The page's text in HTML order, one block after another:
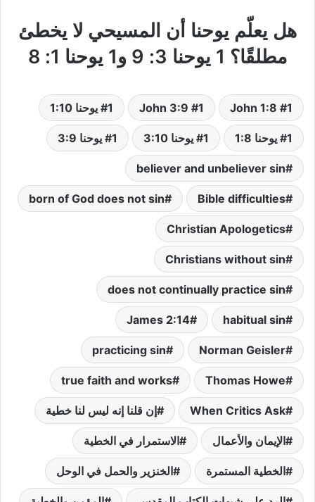
هل يعلّم يوحنا أن المسيحي لا يخطئ
مطلقًا؟ 1 يوحنا 3: 9 و1 يوحنا 1: 8
1 John 1:8
1 John 3:9 1 يوحنا 1:10
1 يوحنا 1:8 1 يوحنا 3:10 1 يوحنا 3:9
believer and unbeliever sin
Bible difficulties
born of God does not sin
Christian Apologetics
Christians without sin
does not continually practice sin
habitual sin
James 2:14
Norman Geisler
practicing sin
Thomas Howe
true faith and works
When Critics Ask إن قلنا إنه ليس لنا خطية
الإيمان والأعمال الاستمرار في الخطية
الخطية المستمرة الخنزير والحمل في الوحل